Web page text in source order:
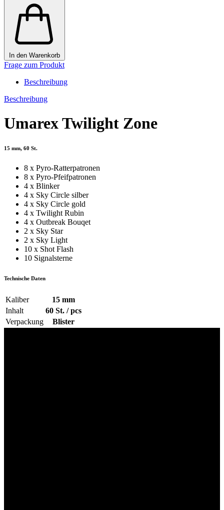
In den Warenkorb
Frage zum Produkt
Beschreibung
Beschreibung
Umarex Twilight Zone
15 mm, 60 St.
8 x Pyro-Ratterpatronen
8 x Pyro-Pfeifpatronen
4 x Blinker
4 x Sky Circle silber
4 x Sky Circle gold
4 x Twilight Rubin
4 x Outbreak Bouqet
2 x Sky Star
2 x Sky Light
10 x Shot Flash
10 Signalsterne
Technische Daten
Kaliber
15 mm
Inhalt
60 St. / pcs
Verpackung
Blister